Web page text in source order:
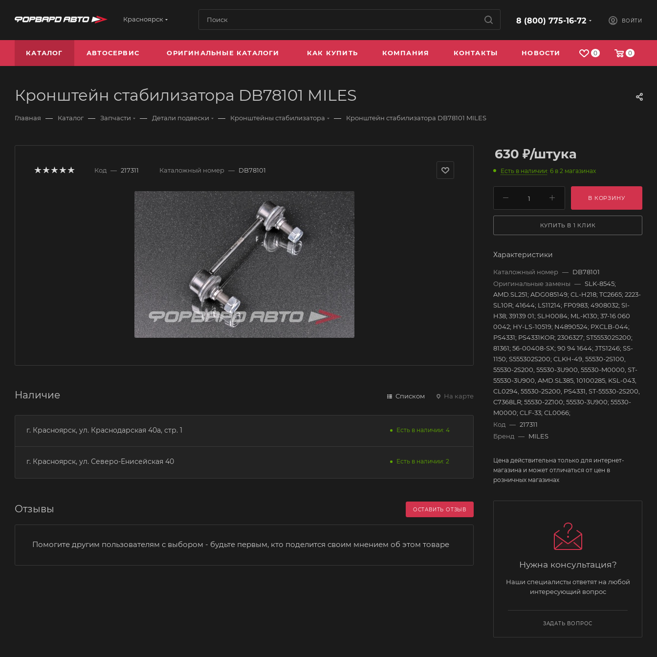
Красноярск 8 (800) 775-16-72 ВОЙТИ
0 0
КАТАЛОГ АВТОСЕРВИС ОРИГИНАЛЬНЫЕ КАТАЛОГИ КАК КУПИТЬ КОМПАНИЯ КОНТАКТЫ НОВОСТИ
Кронштейн стабилизатора DB78101 MILES
Главная — Каталог — Запчасти — Детали подвески — Кронштейны стабилизатора — Кронштейн стабилизатора DB78101 MILES
Код — 217311 Каталожный номер — DB78101
Наличие Списком На карте
г. Красноярск, ул. Краснодарская 40а, стр. 1 Есть в наличии: 4
г. Красноярск, ул. Северо-Енисейская 40 Есть в наличии: 2
Отзывы ОСТАВИТЬ ОТЗЫВ
Помогите другим пользователям с выбором - будьте первым, кто поделится своим мнением об этом товаре
630 ₽/штука
Есть в наличии: 6 в 2 магазинах
В КОРЗИНУ
КУПИТЬ В 1 КЛИК
Характеристики
Каталожный номер — DB78101
Оригинальные замены — SLK-8545;
AMD.SL251; ADG085149; CL-H218; TC2665; 2223-
SL10R; 41644; LS11214; FP0983; 4908032; SI-
H38; 39139 01; SLH0084; ML-K130; 37-16 060
0042; HY-LS-10519; N4890524; PXCLB-044;
PS4331; PS4331KOR; 2306327; ST555302S200;
81361; 56-00408-SX; 90 94 1644; JTS1246; SS-
1150; S555302S200; CLKH-49, 55530-2S100,
55530-2S200, 55530-3U900, 55530-M0000, ST-
55530-3U900, AMD.SL385, 10100285, KSL-043,
CL0294, 55530-2S200, PS4331, ST-55530-2S200,
C7368LR; 55530-2Z100; 55530-3U900; 55530-
M0000; CLF-33; CL0066;
Код — 217311
Бренд — MILES
Цена действительна только для интернет-
магазина и может отличаться от цен в
розничных магазинах
Нужна консультация?
Наши специалисты ответят на любой
интересующий вопрос
ЗАДАТЬ ВОПРОС